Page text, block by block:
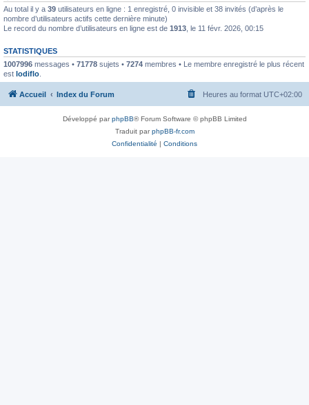
Au total il y a 39 utilisateurs en ligne : 1 enregistré, 0 invisible et 38 invités (d’après le
nombre d’utilisateurs actifs cette dernière minute)
Le record du nombre d’utilisateurs en ligne est de 1913 , le 11 févr. 2026, 00:15
STATISTIQUES
1007996 messages • 71778 sujets • 7274 membres • Le membre enregistré le plus récent
est lodiflo
Accueil Index du Forum Heures au format UTC+02:00
Développé parphpBB® Forum Software © phpBB Limited
Traduit parphpBB-fr.com
Confidentialité | Conditions